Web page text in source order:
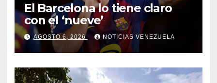
El Barcelona lo tiene claro
con el ‘nueve’
AGOSTO 6, 2026 NOTICIAS VENEZUELA